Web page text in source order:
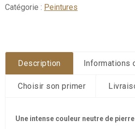
Ground
100ml
Catégorie : Peintures
Description Informations
Choisir son primer
Une intense couleur neutre de pierre